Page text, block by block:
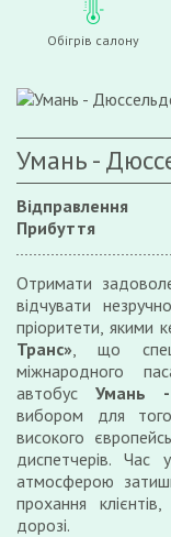
Обігрів салону
Умань -
Відправлення
Прибуття
Отримати
відчувати
пріоритети, якими
Транс», що
міжнародного
автобусУмань
вибором для
високого
диспетчерів. Час
атмосферою
прохання
дорозі.